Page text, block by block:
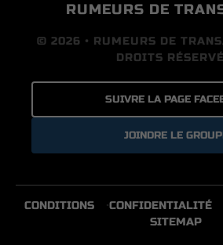
RUMEURS DE
© 2026 • RUMEURS DE
DROITS
SUIVRE LA PAGE
JOINDRE LE
CONDITIONS CONFIDENTIALITÉ
SITEMAP